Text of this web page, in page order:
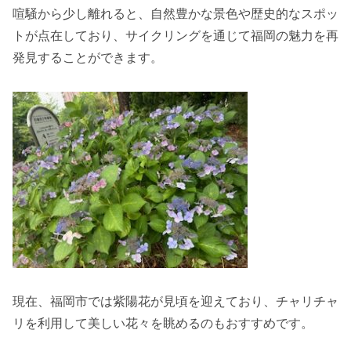
喧騒から少し離れると、自然豊かな景色や歴史的なスポッ
トが点在しており、サイクリングを通じて福岡の魅力を再
発見することができます。
現在、福岡市では紫陽花が見頃を迎えており、チャリチャ
リを利用して美しい花々を眺めるのもおすすめです。